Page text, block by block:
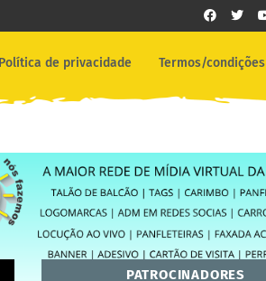
de privacidade Termos/condições
PATROCINADORES